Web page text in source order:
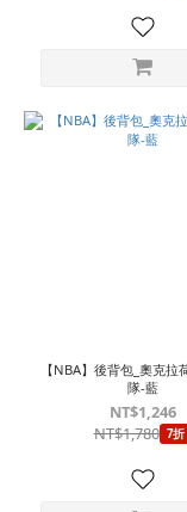
【NBA】後背包_奧克拉
隊-藍
NT$1,246
NT$1,780 7折